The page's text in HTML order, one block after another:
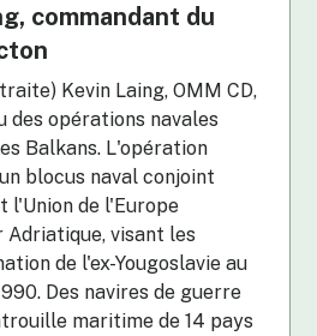
commandant du
Kevin Laing, OMM CD,
des opérations navales
Balkans. L'opération
blocus naval conjoint
l'Union de l'Europe
Adriatique, visant les
de l'ex-Yougoslavie au
Des navires de guerre
maritime de 14 pays